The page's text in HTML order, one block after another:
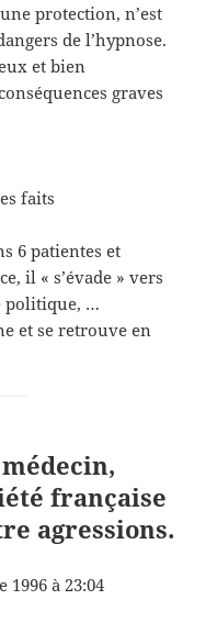
protection, n’est
de l’hypnose.
et bien
graves
faits
6 patientes et
il « s’évade » vers
politique, …
et se retrouve en
française
agressions.
à 23:04